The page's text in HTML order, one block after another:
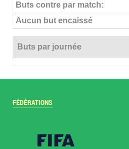
Buts contre par match:
Aucun but encaissé
Buts par journée
FÉDÉRATIONS